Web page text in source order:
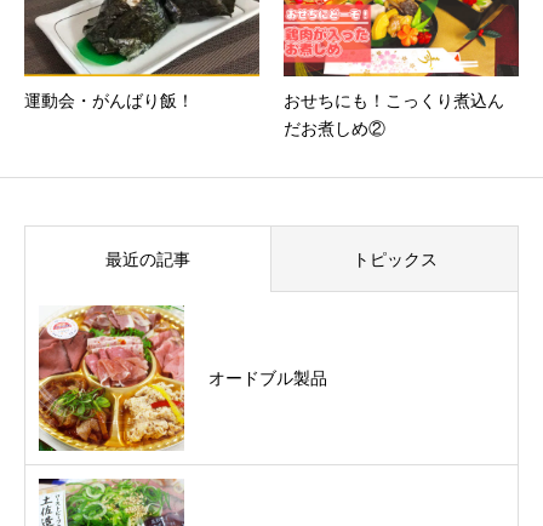
運動会・がんばり飯！
おせちにも！こっくり煮込ん
だお煮しめ②
最近の記事 トピックス
オードブル製品